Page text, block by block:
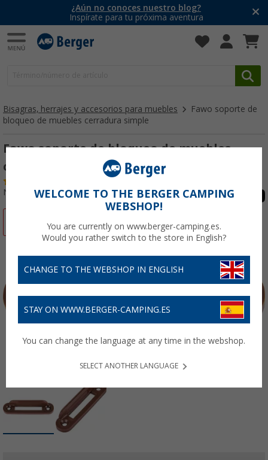
¿Aún no conoces nuestro blog?
Inspírate para tu próxima aventura
Bisagras, herrajes y accesorios para muebles
Fawo soporte de
bloqueo de muebles cerradura simple
Fawo soporte de bloqueo de muebles
cerradura simple
Nº de artículo 276610
WELCOME TO THE BERGER CAMPING
WEBSHOP!
You are currently on www.berger-camping.es.
Would you rather switch to the store in English?
CHANGE TO THE WEBSHOP IN ENGLISH
STAY ON WWW.BERGER-CAMPING.ES
You can change the language at any time in the webshop.
SELECT ANOTHER LANGUAGE